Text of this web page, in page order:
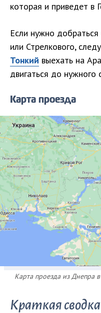
которая и приведет в
Если нужно добраться
или Стрелкового,
Тонкий выехать на
двигаться до нужного
Карта проезда
Карта проезда из Днепра
Краткая